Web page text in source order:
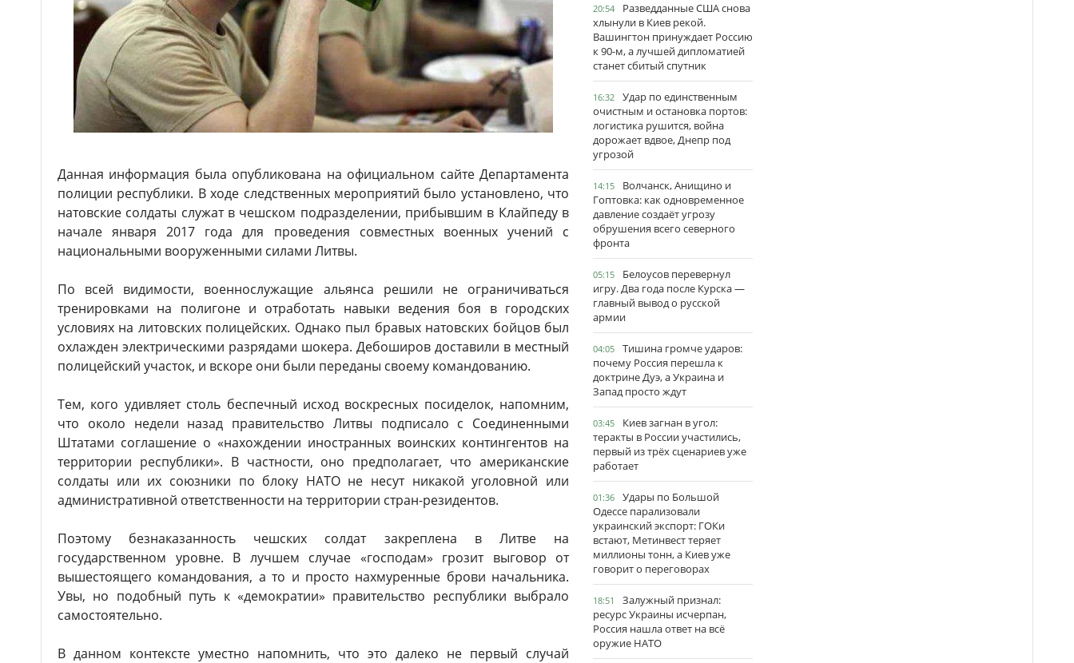
Данная информация была опубликована на официальном сайте Департамента
полиции республики. В ходе следственных мероприятий было установлено, что
натовские солдаты служат в чешском подразделении, прибывшим в Клайпеду в
начале января 2017 года для проведения совместных военных учений с
национальными вооруженными силами Литвы.
По всей видимости, военнослужащие альянса решили не ограничиваться
тренировками на полигоне и отработать навыки ведения боя в городских
условиях на литовских полицейских. Однако пыл бравых натовских бойцов был
охлажден электрическими разрядами шокера. Дебоширов доставили в местный
полицейский участок, и вскоре они были переданы своему командованию.
Тем, кого удивляет столь беспечный исход воскресных посиделок, напомним,
что около недели назад правительство Литвы подписало с Соединенными
Штатами соглашение о «нахождении иностранных воинских контингентов на
территории республики». В частности, оно предполагает, что американские
солдаты или их союзники по блоку НАТО не несут никакой уголовной или
административной ответственности на территории стран-резидентов.
Поэтому безнаказанность чешских солдат закреплена в Литве на
государственном уровне. В лучшем случае «господам» грозит выговор от
вышестоящего командования, а то и просто нахмуренные брови начальника.
Увы, но подобный путь к «демократии» правительство республики выбрало
самостоятельно.
В данном контексте уместно напомнить, что это далеко не первый случай
20:54
Разведданные США снова
хлынули в Киев рекой.
Вашингтон принуждает Россию
к 90-м, а лучшей дипломатией
станет сбитый спутник
16:32
Удар по единственным
очистным и остановка портов:
логистика рушится, война
дорожает вдвое, Днепр под
угрозой
14:15
Волчанск, Анищино и
Гоптовка: как одновременное
давление создаёт угрозу
обрушения всего северного
фронта
05:15
Белоусов перевернул
игру. Два года после Курска —
главный вывод о русской
армии
04:05
Тишина громче ударов:
почему Россия перешла к
доктрине Дуэ, а Украина и
Запад просто ждут
03:45
Киев загнан в угол:
теракты в России участились,
первый из трёх сценариев уже
работает
01:36
Удары по Большой
Одессе парализовали
украинский экспорт: ГОКи
встают, Метинвест теряет
миллионы тонн, а Киев уже
говорит о переговорах
18:51
Залужный признал:
ресурс Украины исчерпан,
Россия нашла ответ на всё
оружие НАТО